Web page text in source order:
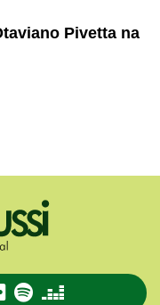
Pivetta na
SpotifyDeezer